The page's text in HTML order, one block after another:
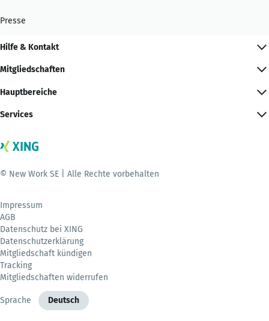
Presse
Hilfe & Kontakt
Mitgliedschaften
Hauptbereiche
Services
© New Work SE | Alle Rechte vorbehalten
Impressum
AGB
Datenschutz bei XING
Datenschutzerklärung
Mitgliedschaft kündigen
Tracking
Mitgliedschaften widerrufen
Sprache Deutsch